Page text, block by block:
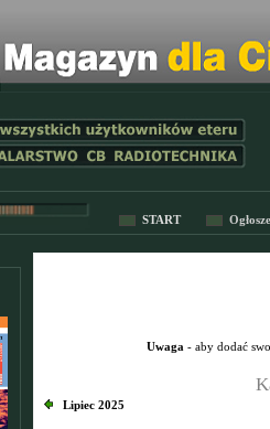
START
Uwaga - aby dodać
Lipiec 2025